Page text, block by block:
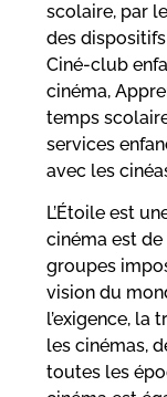
scolaire, par
des
Ciné-club
cinéma,
temps
services
avec les
L’Étoile est
cinéma est
groupes
vision du
l’exigence, la
les cinémas,
toutes les